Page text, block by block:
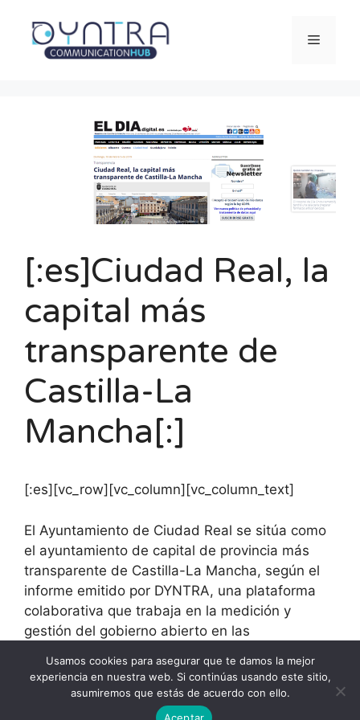
contenido
Menú
[:es]Ciudad Real, la
capital más
transparente de
Castilla-La
Mancha[:]
[:es][vc_row][vc_column][vc_column_text]
El Ayuntamiento de Ciudad Real se sitúa como
el ayuntamiento de capital de provincia más
transparente de Castilla-La Mancha, según el
informe emitido por DYNTRA, una plataforma
colaborativa que trabaja en la medición y
gestión del gobierno abierto en las
[/vc_column_text][/vc_column][/vc_row][:]
Usamos cookies para asegurar que te damos la mejor
experiencia en nuestra web. Si continúas usando este sitio,
asumiremos que estás de acuerdo con ello.
Aceptar